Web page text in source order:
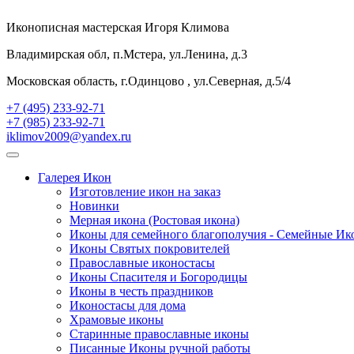
Иконописная мастерская Игоря Климова
Владимирская обл, п.Мстера, ул.Ленина, д.3
Московская область, г.Одинцово , ул.Северная, д.5/4
+7 (495) 233-92-71
+7 (985) 233-92-71
iklimov2009@yandex.ru
Галерея Икон
Изготовление икон на заказ
Новинки
Мерная икона (Ростовая икона)
Иконы для семейного благополучия - Семейные
Иконы Святых покровителей
Православные иконостасы
Иконы Спасителя и Богородицы
Иконы в честь праздников
Иконостасы для дома
Храмовые иконы
Старинные православные иконы
Писанные Иконы ручной работы